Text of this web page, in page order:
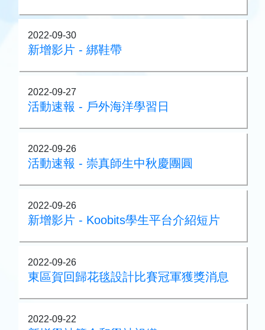
2022-09-30
新增影片 - 綁鞋帶
2022-09-27
活動速報 - 戶外海洋學習日
2022-09-26
活動速報 - 崇真師生中秋慶團圓
2022-09-26
新增影片 - Koobits學生平台介紹短片
2022-09-26
東區賀回歸花毯設計比賽冠軍獲獎消息
2022-09-22